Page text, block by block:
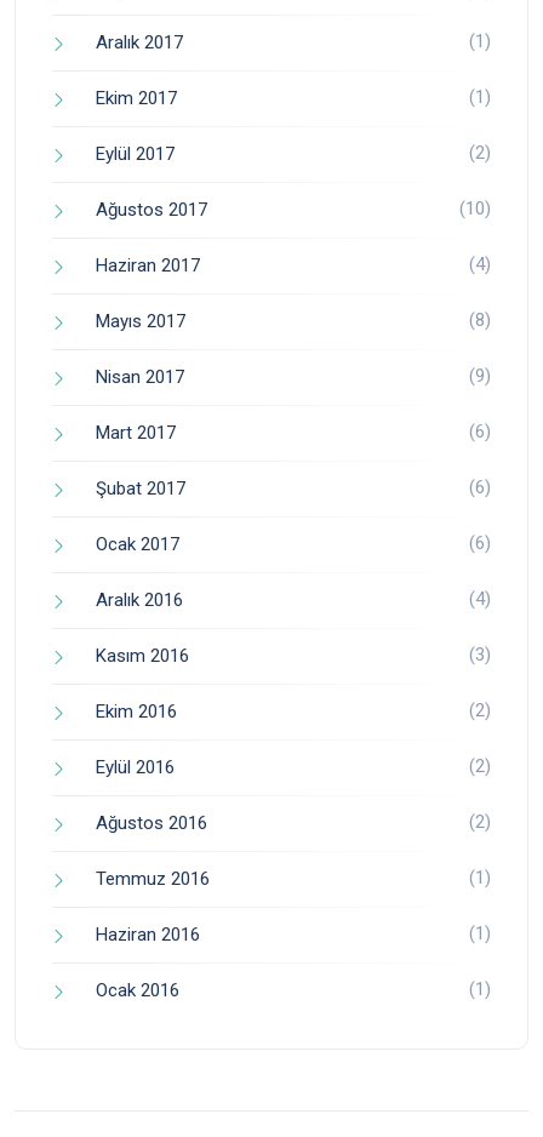
Aralık 2017 (1)
Ekim 2017 (1)
Eylül 2017 (2)
Ağustos 2017 (10)
Haziran 2017 (4)
Mayıs 2017 (8)
Nisan 2017 (9)
Mart 2017 (6)
Şubat 2017 (6)
Ocak 2017 (6)
Aralık 2016 (4)
Kasım 2016 (3)
Ekim 2016 (2)
Eylül 2016 (2)
Ağustos 2016 (2)
Temmuz 2016 (1)
Haziran 2016 (1)
Ocak 2016 (1)